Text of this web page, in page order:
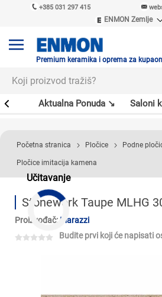
+385 031 297 415
ENMON Zemlje
ENMON MKD
Premium keramika i oprema za
Aktualna Ponuda ↘ Saloni
Učitavanje
Početna stranica Pločice Podne
Pločice imitacija kamena
Stonework Taupe MLHG
Proizvođač: Marazzi
Budite prvi koji će napisati